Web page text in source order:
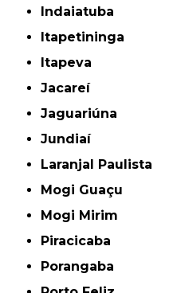
Indaiatuba
Itapetininga
Itapeva
Jacareí
Jaguariúna
Jundiaí
Laranjal Paulista
Mogi Guaçu
Mogi Mirim
Piracicaba
Porangaba